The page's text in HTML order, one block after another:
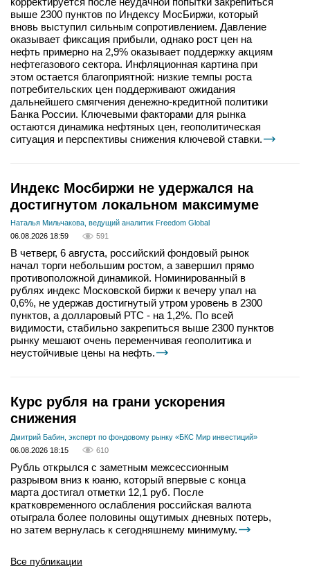
выше 2300 пунктов по Индексу МосБиржи, который
вновь выступил сильным сопротивлением. Давление
оказывает фиксация прибыли, однако рост цен на
нефть примерно на 2,9% оказывает поддержку акциям
нефтегазового сектора. Инфляционная картина при
этом остается благоприятной: низкие темпы роста
потребительских цен поддерживают ожидания
дальнейшего смягчения денежно-кредитной политики
Банка России. Ключевыми факторами для рынка
остаются динамика нефтяных цен, геополитическая
ситуация и перспективы снижения ключевой ставки.
Индекс Мосбиржи не удержался на
достигнутом локальном максимуме
Наталья Мильчакова, ведущий аналитик Freedom Global
06.08.2026 18:59
591
В четверг, 6 августа, российский фондовый рынок
начал торги небольшим ростом, а завершил прямо
противоположной динамикой. Номинированный в
рублях индекс Московской биржи к вечеру упал на
0,6%, не удержав достигнутый утром уровень в 2300
пунктов, а долларовый РТС - на 1,2%. По всей
видимости, стабильно закрепиться выше 2300 пунктов
рынку мешают очень переменчивая геополитика и
неустойчивые цены на нефть.
Курс рубля на грани ускорения
снижения
Дмитрий Бабин, эксперт по фондовому рынку «БКС Мир инвестиций»
06.08.2026 18:15
610
Рубль открылся с заметным межсессионным
разрывом вниз к юаню, который впервые с конца
марта достигал отметки 12,1 руб. После
кратковременного ослабления российская валюта
отыграла более половины ощутимых дневных потерь,
но затем вернулась к сегодняшнему минимуму.
Все публикации